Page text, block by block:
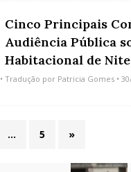
Cinco Principais
Audiência Pública
Habitacional de
• Tradução por Patricia Gomes •
… 5 »